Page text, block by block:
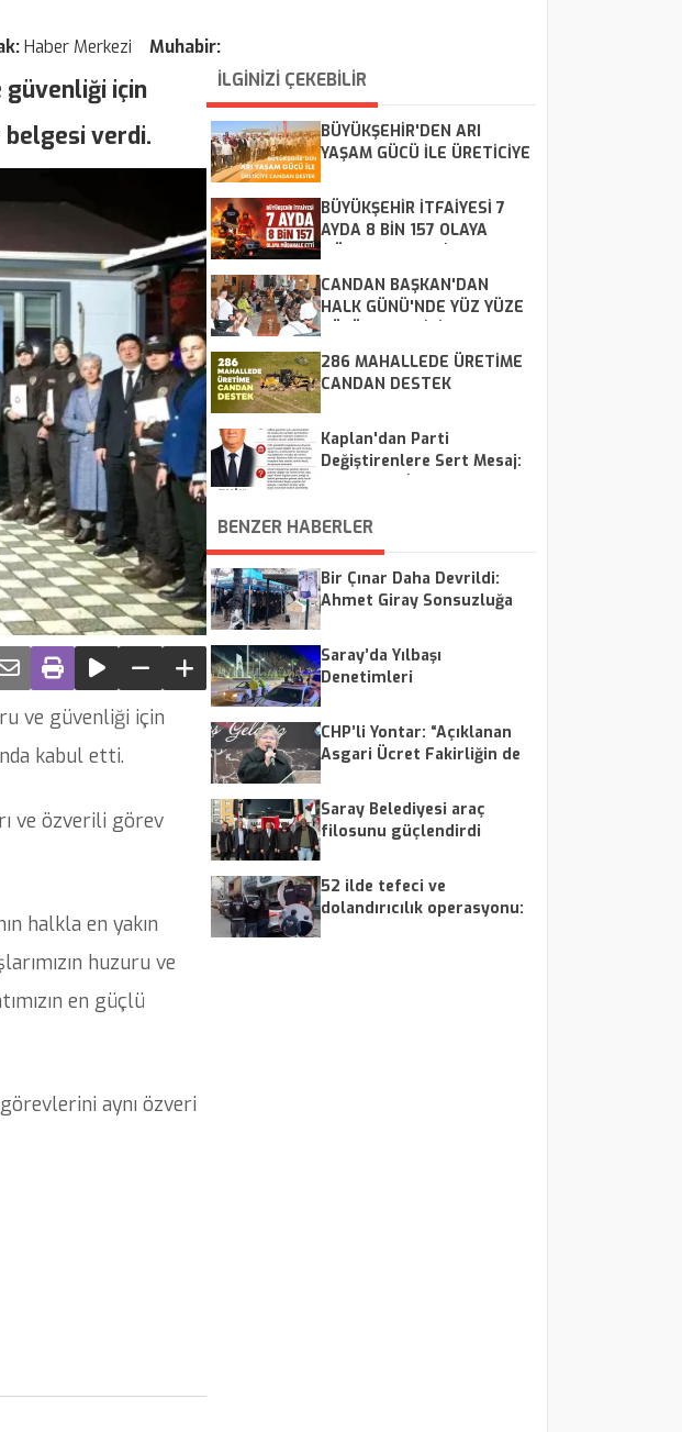
Haber Merkezi Muhabir:
güvenliği için
verdi.
ve güvenliği için
kabul etti.
ve özverili görev
halkla en yakın
huzuru ve
en güçlü
aynı özveri
İLGİNİZİ ÇEKEBİLİR
BÜYÜKŞEHİR'DEN ARI
YAŞAM GÜCÜ İLE ÜRETİCİYE
BÜYÜKŞEHİR İTFAİYESİ 7
AYDA 8 BİN 157 OLAYA
CANDAN BAŞKAN'DAN
HALK GÜNÜ'NDE YÜZ YÜZE
286 MAHALLEDE ÜRETİME
CANDAN DESTEK
Kaplan'dan Parti
Değiştirenlere Sert Mesaj:
BENZER HABERLER
Bir Çınar Daha Devrildi:
Ahmet Giray Sonsuzluğa
Saray’da Yılbaşı
Denetimleri
CHP’li Yontar: “Açıklanan
Asgari Ücret Fakirliğin de
Saray Belediyesi araç
filosunu güçlendirdi
52 ilde tefeci ve
dolandırıcılık operasyonu: